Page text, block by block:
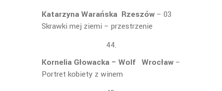
Katarzyna Warańska Rzeszów – 03
Skrawki mej ziemi – przestrzenie
Kornelia Głowacka – Wolf Wrocław –
Portret kobiety z winem